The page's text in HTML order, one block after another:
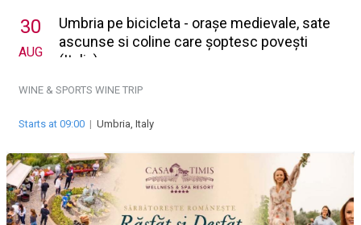
30
AUG
Umbria pe bicicleta - orașe medievale, sate
ascunse si coline care șoptesc povești
(Italia)
WINE & SPORTS WINE TRIP
Starts at 09:00 | Umbria, Italy